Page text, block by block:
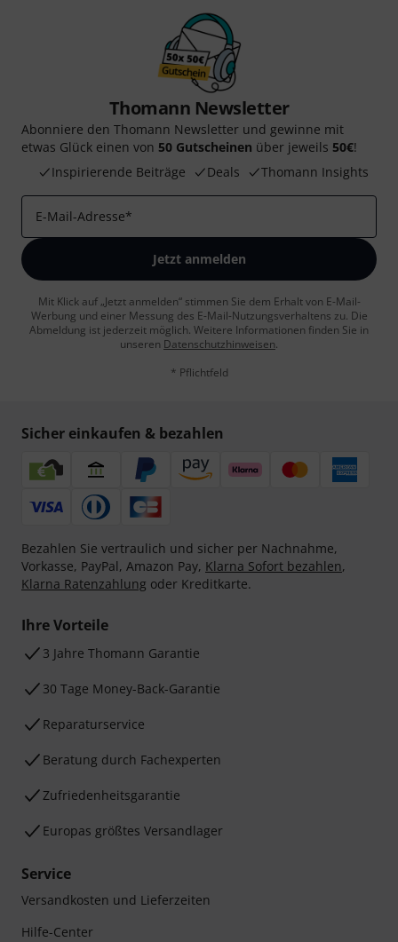
Thomann Newsletter
Abonniere den Thomann Newsletter und gewinne mit
etwas Glück einen von 50 Gutscheinen über jeweils 50€!
Inspirierende Beiträge
Deals Thomann Insights
E-Mail-Adresse*
Jetzt anmelden
Mit Klick auf „Jetzt anmelden“ stimmen Sie dem Erhalt von E-Mail-
Werbung und einer Messung des E-Mail-Nutzungsverhaltens zu. Die
Abmeldung ist jederzeit möglich. Weitere Informationen finden Sie in
unseren Datenschutzhinweisen.
* Pflichtfeld
Sicher einkaufen & bezahlen
Bezahlen Sie vertraulich und sicher per Nachnahme,
Vorkasse, PayPal, Amazon Pay, Klarna Sofort bezahlen,
Klarna Ratenzahlung oder Kreditkarte.
Ihre Vorteile
3 Jahre Thomann Garantie
30 Tage Money-Back-Garantie
Reparaturservice
Beratung durch Fachexperten
Zufriedenheitsgarantie
Europas größtes Versandlager
Service
Versandkosten und Lieferzeiten
Hilfe-Center